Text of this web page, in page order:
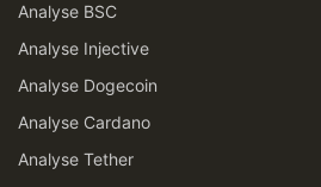
Analyse BSC
Analyse Injective
Analyse Dogecoin
Analyse Cardano
Analyse Tether